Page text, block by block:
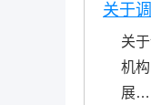
关于
关
机
展